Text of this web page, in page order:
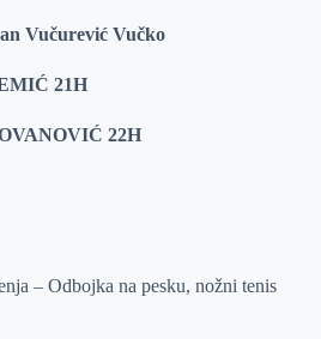
Vučurević Vučko
21H
22H
– Odbojka na pesku, nožni tenis